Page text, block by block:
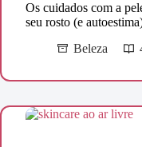
Os cuidados com a
seu rosto (e
Beleza